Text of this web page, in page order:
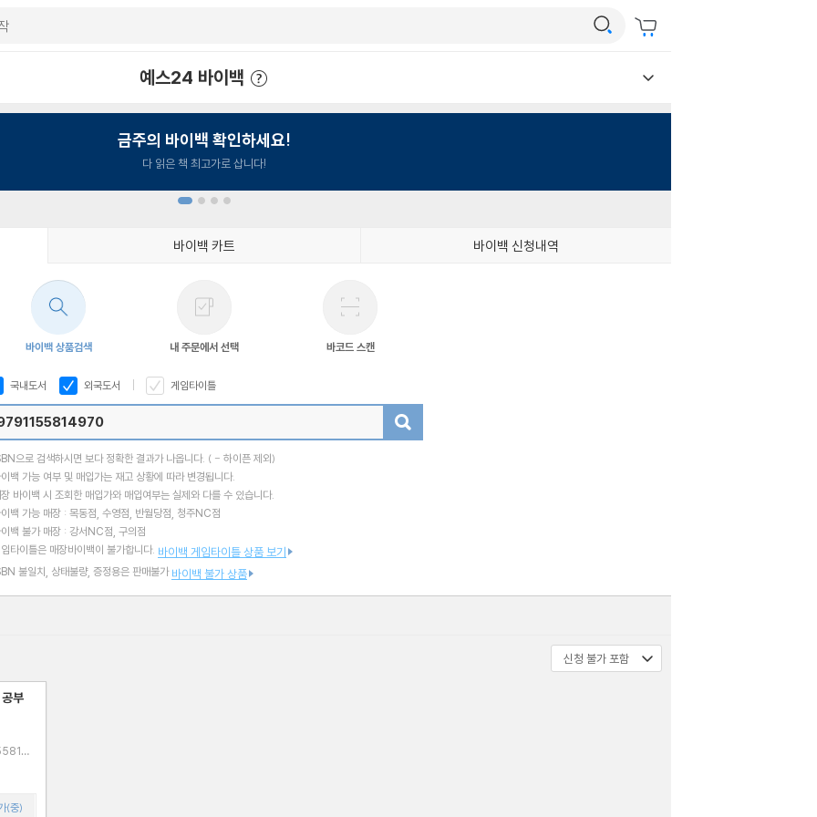
예스24 바이백
금주의 바이백 확인하세요!
다 읽은 책 최고가로 삽니다!
바이백 카트 바이백 신청내역
바이백 상품검색 내 주문에서 선택 바코드 스캔
국내도서 외국도서 게임타이틀
으로 검색하시면 보다 정확한 결과가 나옵니다. ( - 하이픈 제외)
백 가능 여부 및 매입가는 재고 상황에 따라 변경됩니다.
바이백 시 조회한 매입가와 매입여부는 실제와 다를 수 있습니다.
백 가능 매장 : 목동점, 수영점, 반월당점, 청주NC점
백 불가 매장 : 강서NC점, 구의점
타이틀은 매장바이백이 불가합니다. 바이백 게임타이틀 상품 보기
불일치, 상태불량, 증정용은 판매불가 바이백 불가 상품
부
(중)